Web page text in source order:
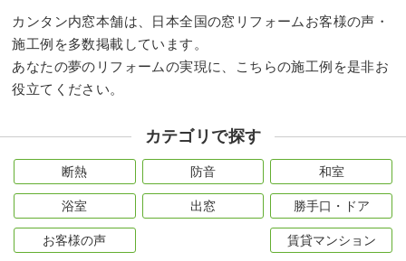
カンタン内窓本舗は、日本全国の窓リフォームお客様の声・
施工例を多数掲載しています。
あなたの夢のリフォームの実現に、こちらの施工例を是非お
役立てください。
カテゴリで探す
断熱 防音 和室
浴室 出窓 勝手口・ドア
お客様の声 賃貸マンション